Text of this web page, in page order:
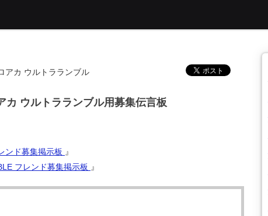
アカ ウルトラランブル
カ ウルトラランブル用募集伝言板
ンド募集掲示板 』
フレンド募集掲示板 』